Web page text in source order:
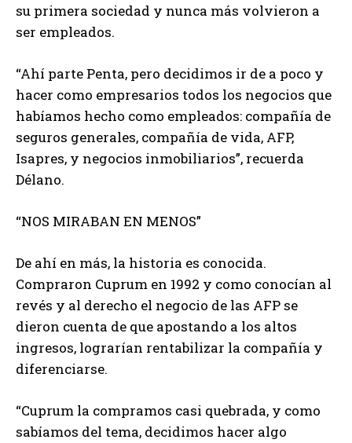
su primera sociedad y nunca más volvieron a
ser empleados.
“Ahí parte Penta, pero decidimos ir de a poco y
hacer como empresarios todos los negocios que
habíamos hecho como empleados: compañía de
seguros generales, compañía de vida, AFP,
Isapres, y negocios inmobiliarios”, recuerda
Délano.
“NOS MIRABAN EN MENOS”
De ahí en más, la historia es conocida.
Compraron Cuprum en 1992 y como conocían al
revés y al derecho el negocio de las AFP se
dieron cuenta de que apostando a los altos
ingresos, lograrían rentabilizar la compañía y
diferenciarse.
“Cuprum la compramos casi quebrada, y como
sabíamos del tema, decidimos hacer algo